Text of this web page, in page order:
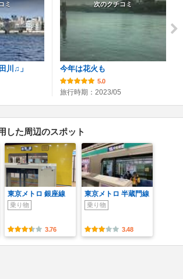
ミ
川♫」
次のクチコミ
今年は花火も
5.0
旅行時期：2023/05
した周辺のスポット
東京メトロ 銀座線
乗り物
3.76
東京メトロ 半蔵門線
乗り物
3.48